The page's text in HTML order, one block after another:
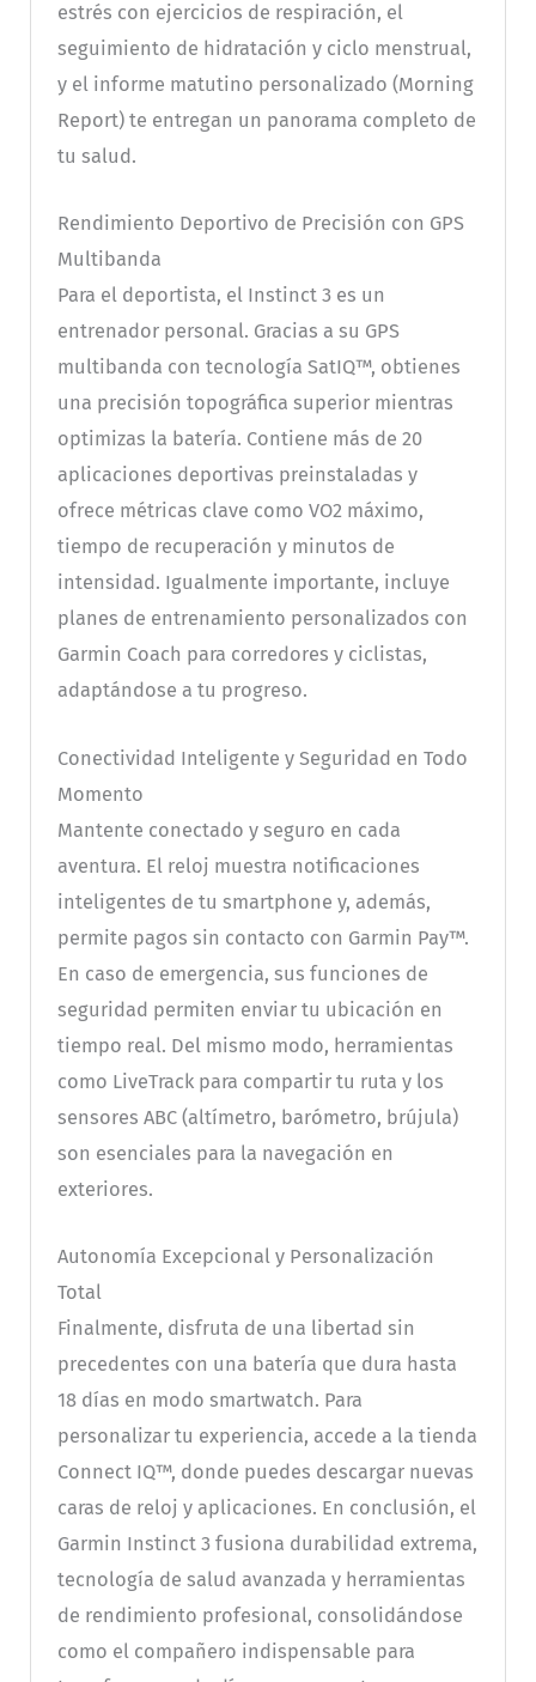
estrés con ejercicios de respiración, el
seguimiento de hidratación y ciclo menstrual,
y el informe matutino personalizado (Morning
Report) te entregan un panorama completo de
tu salud.
Rendimiento Deportivo de Precisión con GPS
Multibanda
Para el deportista, el Instinct 3 es un
entrenador personal. Gracias a su GPS
multibanda con tecnología SatIQ™, obtienes
una precisión topográfica superior mientras
optimizas la batería. Contiene más de 20
aplicaciones deportivas preinstaladas y
ofrece métricas clave como VO2 máximo,
tiempo de recuperación y minutos de
intensidad. Igualmente importante, incluye
planes de entrenamiento personalizados con
Garmin Coach para corredores y ciclistas,
adaptándose a tu progreso.
Conectividad Inteligente y Seguridad en Todo
Momento
Mantente conectado y seguro en cada
aventura. El reloj muestra notificaciones
inteligentes de tu smartphone y, además,
permite pagos sin contacto con Garmin Pay™.
En caso de emergencia, sus funciones de
seguridad permiten enviar tu ubicación en
tiempo real. Del mismo modo, herramientas
como LiveTrack para compartir tu ruta y los
sensores ABC (altímetro, barómetro, brújula)
son esenciales para la navegación en
exteriores.
Autonomía Excepcional y Personalización
Total
Finalmente, disfruta de una libertad sin
precedentes con una batería que dura hasta
18 días en modo smartwatch. Para
personalizar tu experiencia, accede a la tienda
Connect IQ™, donde puedes descargar nuevas
caras de reloj y aplicaciones. En conclusión, el
Garmin Instinct 3 fusiona durabilidad extrema,
tecnología de salud avanzada y herramientas
de rendimiento profesional, consolidándose
como el compañero indispensable para